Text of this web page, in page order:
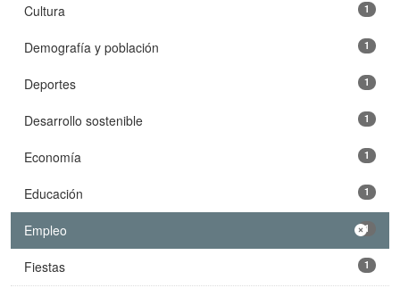
Cultura 1
Demografía y población 1
Deportes 1
Desarrollo sostenible 1
Economía 1
Educación 1
Empleo 1
Fiestas 1